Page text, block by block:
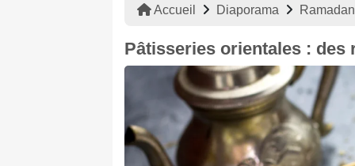
Accueil Diaporama Ramadan
Pâtisseries orientales : des